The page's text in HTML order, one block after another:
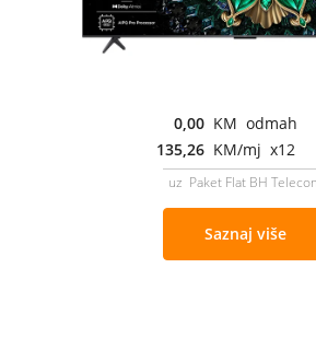
0,00 KM odmah
135,26 KM/mj x12
uz Paket Flat BH
Saznaj više